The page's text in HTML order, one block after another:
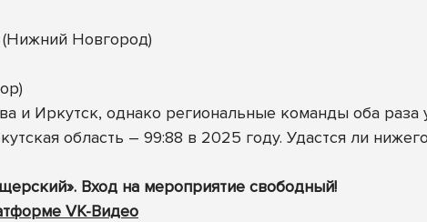
Новгород)
Иркутск, однако региональные команды оба раза
область – 99:88 в 2025 году. Удастся ли
Вход на мероприятие свободный!
VK-Видео